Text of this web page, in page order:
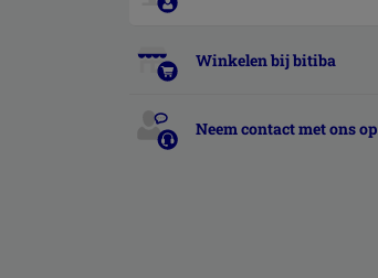
Winkelen bij bitiba
Neem contact met ons op